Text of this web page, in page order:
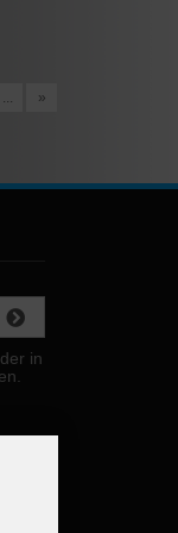
... »
in